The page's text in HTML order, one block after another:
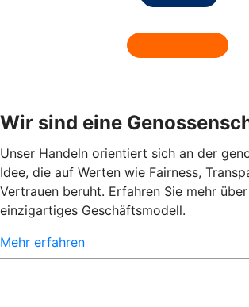
Wir sind eine
Unser Handeln orientiert sich an der
Idee, die auf Werten wie Fairness,
Vertrauen beruht. Erfahren Sie mehr
einzigartiges Geschäftsmodell.
Mehr erfahren